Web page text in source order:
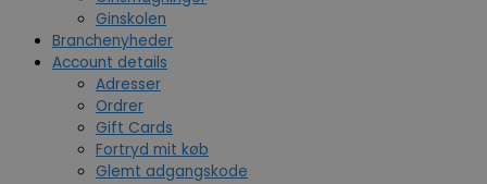
Ginskolen
Branchenyheder
Account details
Adresser
Ordrer
Gift Cards
Fortryd mit køb
Glemt adgangskode